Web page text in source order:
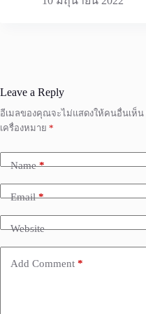
Leave a Reply
อีเมลของคุณจะไม่แสดงให้คนอื่นเห็น
เครื่องหมาย *
Name*
Email*
Website
Add Comment *